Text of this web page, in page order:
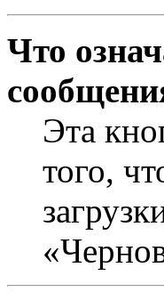
Что
Эта
того,